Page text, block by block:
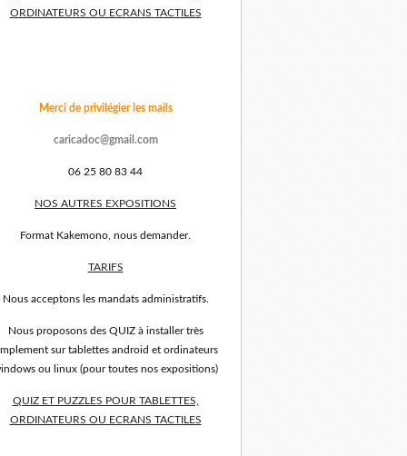
ORDINATEURS OU ECRANS TACTILES
Merci de privilégier les mails
caricadoc@gmail.com
06 25 80 83 44
NOS AUTRES EXPOSITIONS
Format Kakemono, nous demander.
TARIFS
Nous acceptons les mandats administratifs.
Nous proposons des QUIZ à installer très
sur tablettes android et ordinateurs
ou linux (pour toutes nos expositions)
QUIZ ET PUZZLES POUR TABLETTES,
ORDINATEURS OU ECRANS TACTILES